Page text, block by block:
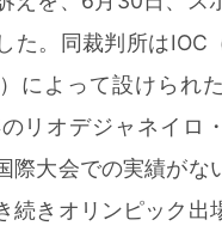
た。同裁判所はIOC
によって設けられ
リオデジャネイロ
際大会での実績がな
続きオリンピック出